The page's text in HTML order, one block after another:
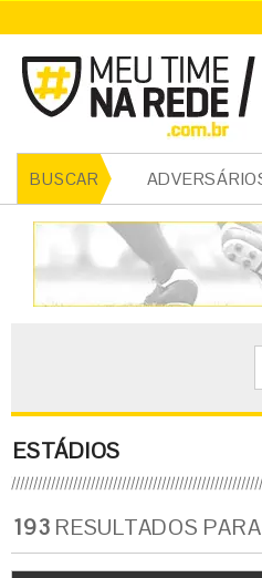
BUSCAR
ESTÁDIOS
193 RESULTADOS